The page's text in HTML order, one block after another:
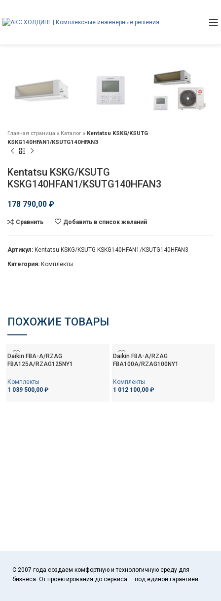
Главная страница » Каталог » Kentatsu KSKG/KSUTG
KSKG140HFAN1/KSUTG140HFAN3
Kentatsu KSKG/KSUTG
KSKG140HFAN1/KSUTG140HFAN3
178 790,00 ₽
Сравнить Добавить в список желаний
Артикул: Kentatsu KSKG/KSUTG KSKG140HFAN1/KSUTG140HFAN3
Категория: Комплекты
ПОХОЖИЕ ТОВАРЫ
Daikin FBA-A/RZAG
FBA125A/RZAG125NY1
Комплекты
1 039 500,00 ₽
Daikin FBA-A/RZAG
FBA100A/RZAG100NY1
Комплекты
1 012 100,00 ₽
С 2007 года создаем комфортную и технологичную среду для
бизнеса. От проектирования до сервиса — под единой гарантией.